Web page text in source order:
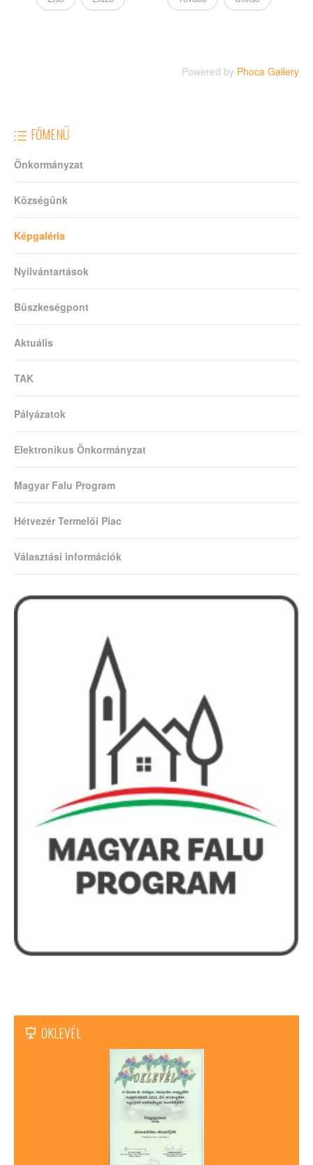
Powered by Phoca Gallery
FŐMENÜ
Önkormányzat
Községünk
Képgaléria
Nyilvántartások
Büszkeségpont
Aktuális
TAK
Pályázatok
Elektronikus Önkormányzat
Magyar Falu Program
Hétvezér Termelői Piac
Választási információk
OKLEVÉL